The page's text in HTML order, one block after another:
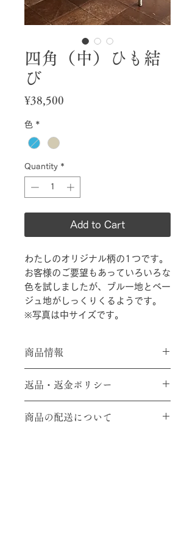
四角（中）ひも結
び
¥38,500
色 *
Quantity *
Add to Cart
わたしのオリジナル柄の1つです。
お客様のご要望もあっていろいろな
色を試しましたが、ブルー地とベー
ジュ地がしっくりくるようです。
※写真は中サイズです。
商品情報
SIZE：中サイズは38cm×38cm（座
面裏：33cm×33cm）
大サイズ42cm×42cm（座面裏：
返品・返金ポリシー
ルには応じかねますのでご了承のほど
商品の配送について